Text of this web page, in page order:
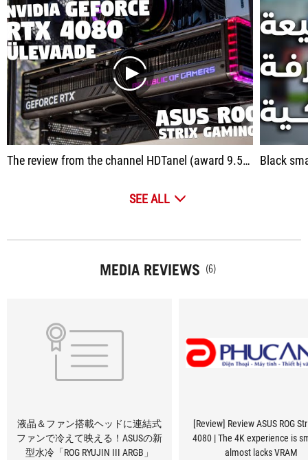
play
The review from the channel HDTanel (award 9.5/10) Black
SEE ALL
MEDIA REVIEWS (6)
液晶＆ファン搭載ヘッドに連結式
ファンで冷えて映える！ASUSの新
型水冷「ROG RYUJIN III ARGB」
[Review] Review ASUS ROG
4080 | The 4K experience is
almost lacks VRAM